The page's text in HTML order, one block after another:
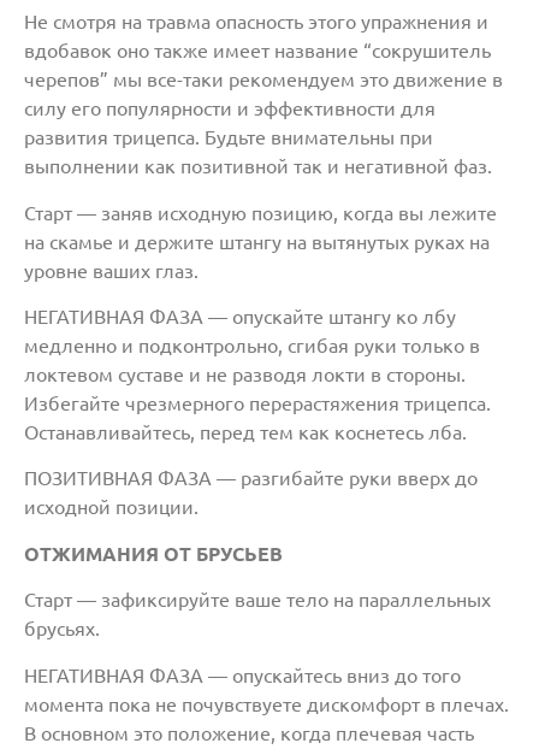
Не смотря на травма опасность этого упражнения и
вдобавок оно также имеет название “сокрушитель
черепов” мы все-таки рекомендуем это движение в
силу его популярности и эффективности для
развития трицепса. Будьте внимательны при
выполнении как позитивной так и негативной фаз.
Старт — заняв исходную позицию, когда вы лежите
на скамье и держите штангу на вытянутых руках на
уровне ваших глаз.
НЕГАТИВНАЯ ФАЗА — опускайте штангу ко лбу
медленно и подконтрольно, сгибая руки только в
локтевом суставе и не разводя локти в стороны.
Избегайте чрезмерного перерастяжения трицепса.
Останавливайтесь, перед тем как коснетесь лба.
ПОЗИТИВНАЯ ФАЗА — разгибайте руки вверх до
исходной позиции.
ОТЖИМАНИЯ ОТ БРУСЬЕВ
Старт — зафиксируйте ваше тело на параллельных
брусьях.
НЕГАТИВНАЯ ФАЗА — опускайтесь вниз до того
момента пока не почувствуете дискомфорт в плечах.
В основном это положение, когда плечевая часть